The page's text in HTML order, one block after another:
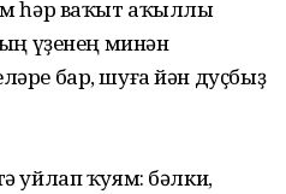
һәр ваҡыт аҡыллы
үҙенең минән
бар, шуға йән дуҫбыҙ
уйлап ҡуям: бәлки,